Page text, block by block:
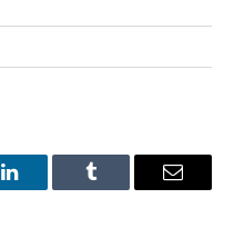
LinkedIn Tumblr
E-